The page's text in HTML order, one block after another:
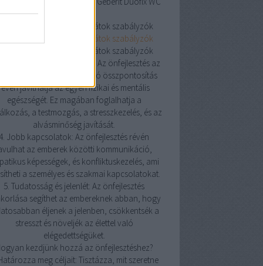
Honeywell helyiségtermosztátok szabályzók
Honeywell helyiségtermosztátok szabályzók
Honeywell helyiségtermosztátok szabályzók
Pozitív hatás az egészségre: Az önfejlesztés az
életmódra való összpontosítás
javíthatja az egyén fizikai és mentális
egészségét. Ez magában foglalhatja a
a testmozgás, a stresszkezelés, és az
alvásminőség javítását.
4. Jobb kapcsolatok: Az önfejlesztés révén
az emberek közötti kommunikáció,
képességek, és konfliktuskezelés, ami
a személyes és szakmai kapcsolatokat.
5. Tudatosság és jelenlét: Az önfejlesztés
segíthet az embereknek abban, hogy
éljenek a jelenben, csökkentsék a
stresszt és növeljék az élettel való
elégedettségüket.
kezdjünk hozzá az önfejlesztéshez?
meg céljait: Tisztázza, mit szeretne